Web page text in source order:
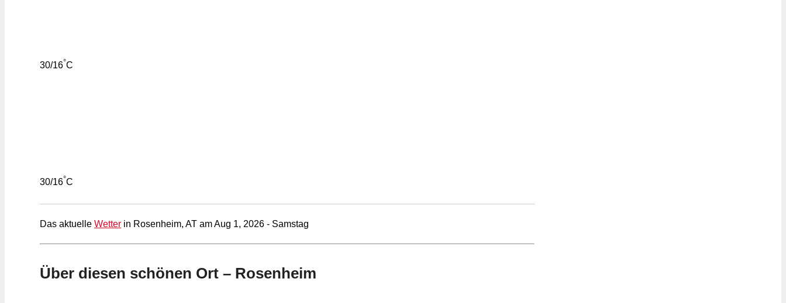
30/16°C
30/16°C
Das aktuelle Wetter in Rosenheim, AT am Aug 1, 2026 - Samstag
Über diesen schönen Ort – Rosenheim